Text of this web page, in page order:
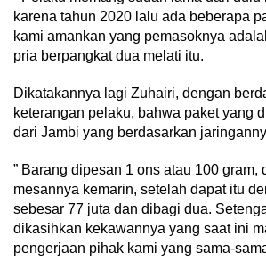
karena tahun 2020 lalu ada beberapa
kami amankan yang pemasoknya
pria berpangkat dua melati itu.
Dikatakannya lagi Zuhairi, dengan
keterangan pelaku, bahwa paket yang
dari Jambi yang berdasarkan
” Barang dipesan 1 ons atau 100 gram,
mesannya kemarin, setelah dapat itu
sebesar 77 juta dan dibagi dua.
dikasihkan kekawannya yang saat ini
pengerjaan pihak kami yang sama-